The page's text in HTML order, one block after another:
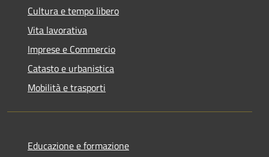
Cultura e tempo libero
Vita lavorativa
Imprese e Commercio
Catasto e urbanistica
Mobilità e trasporti
Educazione e formazione